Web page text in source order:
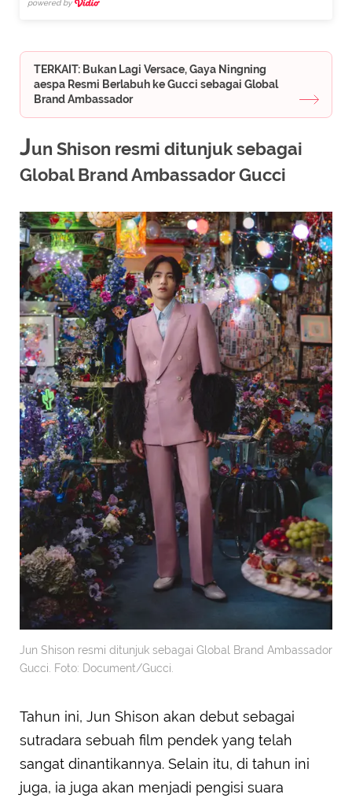
powered by
TERKAIT: Bukan Lagi Versace, Gaya Ningning
aespa Resmi Berlabuh ke Gucci sebagai Global
Brand Ambassador
Jun Shison resmi ditunjuk sebagai
Global Brand Ambassador Gucci
Jun Shison resmi ditunjuk sebagai Global Brand Ambassador
Gucci. Foto: Document/Gucci.
Tahun ini, Jun Shison akan debut sebagai
sutradara sebuah film pendek yang telah
sangat dinantikannya. Selain itu, di tahun ini
juga, ia juga akan menjadi pengisi suara